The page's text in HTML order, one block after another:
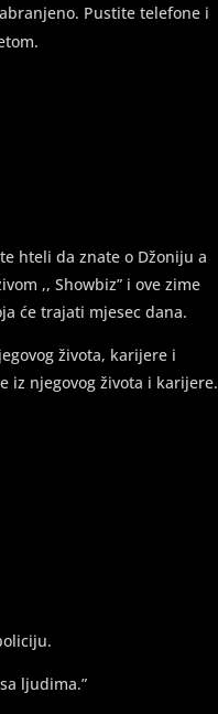
Pustite telefone i
hteli da znate o Džoniju a
,, Showbiz” i ove zime
će trajati mjesec dana.
života, karijere i
iz njegovog života i karijere.
ljudima.”